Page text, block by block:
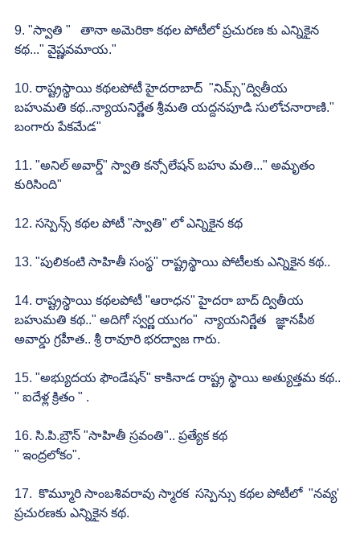
9. "స్వాతి "   తానా అమెరికా కథల పోటీలో ప్రచురణ కు ఎన్నికైన
కథ..." వైష్ణవమాయ."
10. రాష్ట్రస్థాయి కథలపోటీ హైదరాబాద్  "నిమ్స్"ద్వితీయ
బహుమతి కథ..న్యాయనిర్ణేత శ్రీమతి యద్దనపూడి సులోచనారాణి."
బంగారు పేకమేడ"
11. "అనిల్ అవార్డ్" స్వాతి కన్సోలేషన్ బహు మతి..." అమృతం
కురిసింది"
12. సస్పెన్స్ కథల పోటీ "స్వాతి" లో ఎన్నికైన కథ
13. "పులికంటి సాహితీ సంస్థ" రాష్ట్రస్థాయి పోటీలకు ఎన్నికైన కథ..
14. రాష్ట్రస్థాయి కథలపోటీ "ఆరాధన" హైదరా బాద్ ద్వితీయ
బహుమతి కథ.." అదిగో స్వర్ణ యుగం"  న్యాయనిర్ణేత   జ్ఞానపీఠ
అవార్డు గ్రహీత.. శ్రీ రావూరి భరద్వాజ గారు.
15. "అభ్యుదయ ఫౌండేషన్" కాకినాడ రాష్ట్ర స్థాయి అత్యుత్తమ కథ..
" ఐదేళ్ల క్రితం " .
16. సి.పి.బ్రౌన్ "సాహితీ స్రవంతి".. ప్రత్యేక కథ
" ఇంద్రలోకం".
17.  కొమ్మూరి సాంబశివరావు స్మారక  సస్పెన్సు కథల పోటీలో  "నవ్య'
ప్రచురణకు ఎన్నికైన కథ.